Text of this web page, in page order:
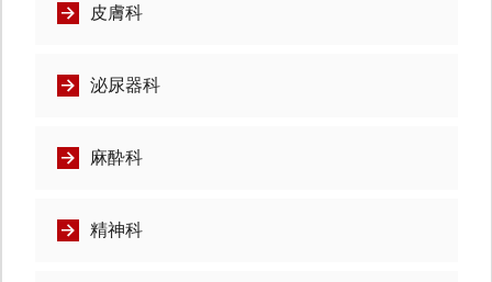
皮膚科
泌尿器科
麻酔科
精神科